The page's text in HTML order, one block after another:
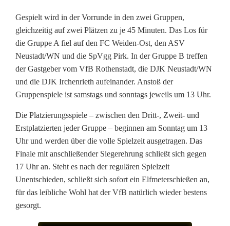
a
l
k
o
l
o
r
i
t
g
a
Gespielt wird in der Vorrunde in den zwei Gruppen,
gleichzeitig auf zwei Plätzen zu je 45 Minuten. Das Los für
die Gruppe A fiel auf den FC Weiden-Ost, den ASV
Neustadt/WN und die SpVgg Pirk. In der Gruppe B treffen
der Gastgeber vom VfB Rothenstadt, die DJK Neustadt/WN
und die DJK Irchenrieth aufeinander. Anstoß der
Gruppenspiele ist samstags und sonntags jeweils um 13 Uhr.
Die Platzierungsspiele – zwischen den Dritt-, Zweit- und
Erstplatzierten jeder Gruppe – beginnen am Sonntag um 13
Uhr und werden über die volle Spielzeit ausgetragen. Das
Finale mit anschließender Siegerehrung schließt sich gegen
17 Uhr an. Steht es nach der regulären Spielzeit
Unentschieden, schließt sich sofort ein Elfmeterschießen an,
für das leibliche Wohl hat der VfB natürlich wieder bestens
gesorgt.